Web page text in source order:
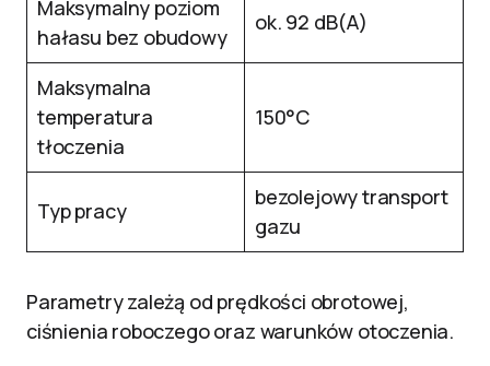
Maksymalny poziom
hałasu bez obudowy
ok. 92 dB(A)
Maksymalna
temperatura
tłoczenia
150°C
Typ pracy
bezolejowy transport
gazu
Parametry zależą od prędkości obrotowej,
ciśnienia roboczego oraz warunków otoczenia.